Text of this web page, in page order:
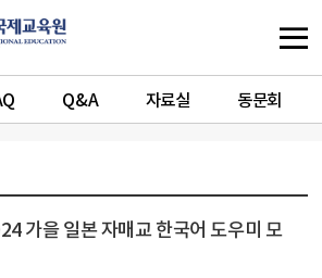
Q&A 자료실 동문회
가을 일본 자매교 한국어 도우미 모